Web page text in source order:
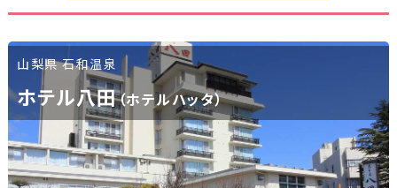
34,800円～
分～480分
ピンク
【一人宴会】変身パック120分～240分
40,110円～
ノーマル
ノーマルコンパニオンパック120分～360
分
18,520円～
山梨県 石和温泉
ホテル八田（ホテルハッタ）